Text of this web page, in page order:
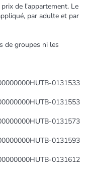
de l'appartement. Le
par adulte et par
de groupes ni les
0131533
0131553
0131573
0131593
0131612